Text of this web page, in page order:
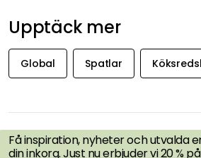
Upptäck mer
Global Spatlar
FÅ
ERBJUDANDEN
Få inspiration, nyheter och utvalda
din inkorg. Just nu erbjuder vi 20 %